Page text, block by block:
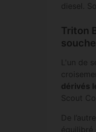
diesel.
Triton
L'un de
dérivés
Scout
De
équilibré